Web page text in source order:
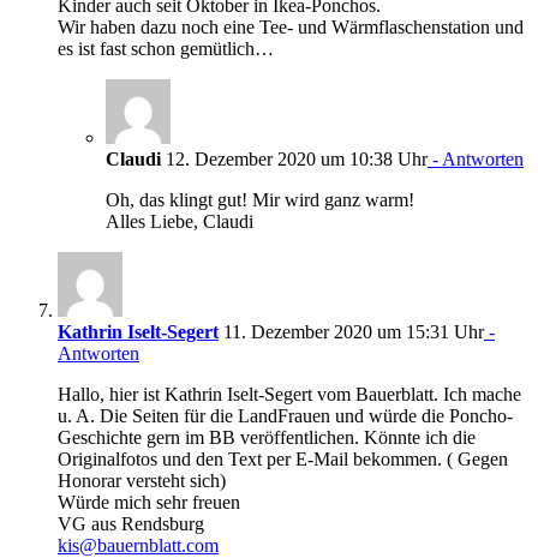
Kinder auch seit Oktober in Ikea-Ponchos.
Wir haben dazu noch eine Tee- und Wärmflaschenstation und
es ist fast schon gemütlich…
Claudi 12. Dezember 2020 um 10:38 Uhr- Antworten
Oh, das klingt gut! Mir wird ganz warm!
Alles Liebe, Claudi
Kathrin Iselt-Segert 11. Dezember 2020 um 15:31 Uhr-
Antworten
Hallo, hier ist Kathrin Iselt-Segert vom Bauerblatt. Ich mache
u. A. Die Seiten für die LandFrauen und würde die Poncho-
Geschichte gern im BB veröffentlichen. Könnte ich die
Originalfotos und den Text per E-Mail bekommen. ( Gegen
Honorar versteht sich)
Würde mich sehr freuen
VG aus Rendsburg
kis@bauernblatt.com